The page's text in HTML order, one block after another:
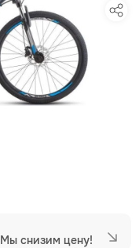
Мы снизим цену!